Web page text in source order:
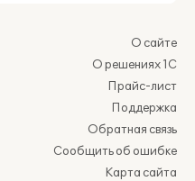
О сайте
О решениях 1С
Прайс-лист
Поддержка
Обратная связь
Сообщить об ошибке
Карта сайта